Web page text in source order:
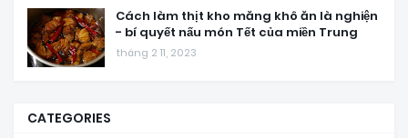
Cách làm thịt kho măng khô ăn là nghiện
- bí quyết nấu món Tết của miền Trung
tháng 2 11, 2023
CATEGORIES